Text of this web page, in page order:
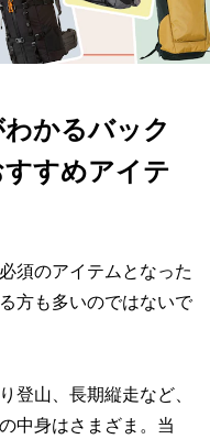
わかるバック
すめアイテ
須のアイテムとなった
方も多いのではないで
登山、長期縦走など、
中身はさまざま。当